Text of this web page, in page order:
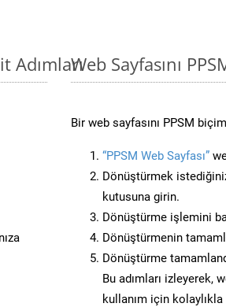
AdımlarıWeb Sayfasını
Bir web sayfasını PPSM
“PPSM Web Sayfası”
Dönüştürmek
kutusuna girin.
Dönüştürme işlemini
Dönüştürmenin
Dönüştürme
Bu adımları izleyerek,
kullanım için